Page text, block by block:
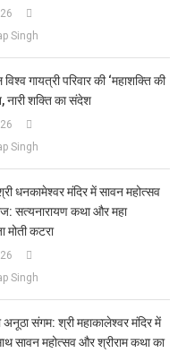
Singh
गायत्री परिवार की ‘महाशक्ति की
नारी शक्ति का संदेश
Singh
धनकामेश्वर मंदिर में सावन महोत्सव
सत्यनारायण कथा और महा
मोती कटरा
Singh
संगम: श्री महाकालेश्वर मंदिर में
सावन महोत्सव और श्रीराम कथा का